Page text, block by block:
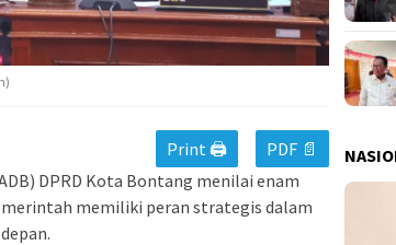
Print 🖨
PDF 📄
DPRD Kota Bontang menilai enam
memiliki peran strategis dalam